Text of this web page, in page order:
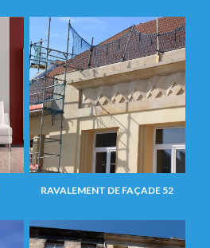
RAVALEMENT DE FAÇADE 52